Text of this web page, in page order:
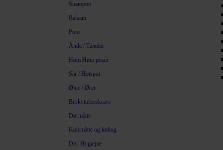
Shampoo
Balsam
Poter
Ånde / Tænder
Høm Høm poser
Sår / Hotspot
Øjne / Ører
Beskyttelseskrave
Dørmåtte
Kølemåtte og køling
Div. Hygiejne